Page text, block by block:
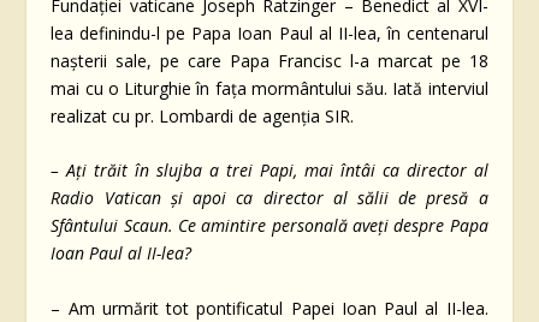
Fundației vaticane Joseph Ratzinger – Benedict al XVI-
lea definindu-l pe Papa Ioan Paul al II-lea, în centenarul
nașterii sale, pe care Papa Francisc l-a marcat pe 18
mai cu o Liturghie în fața mormântului său. Iată interviul
realizat cu pr. Lombardi de agenția SIR.
– Ați trăit în slujba a trei Papi, mai întâi ca director al
Radio Vatican și apoi ca director al sălii de presă a
Sfântului Scaun. Ce amintire personală aveți despre Papa
Ioan Paul al II-lea?
– Am urmărit tot pontificatul Papei Ioan Paul al II-lea.